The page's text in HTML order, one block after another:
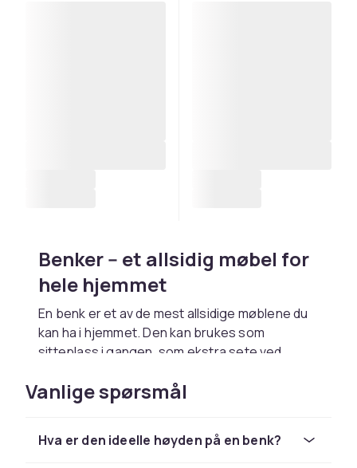
Benker -- et allsidig møbel for
hele hjemmet
En benk er et av de mest allsidige møblene du
kan ha i hjemmet. Den kan brukes som
sitteplass i gangen, som ekstra sete ved
eller som et dekorativt element i stuen. Benker
finnes i et utall av stiler, materialer og
passer til din bolig.
Vanlige spørsmål
Hva er den ideelle høyden på en benk?